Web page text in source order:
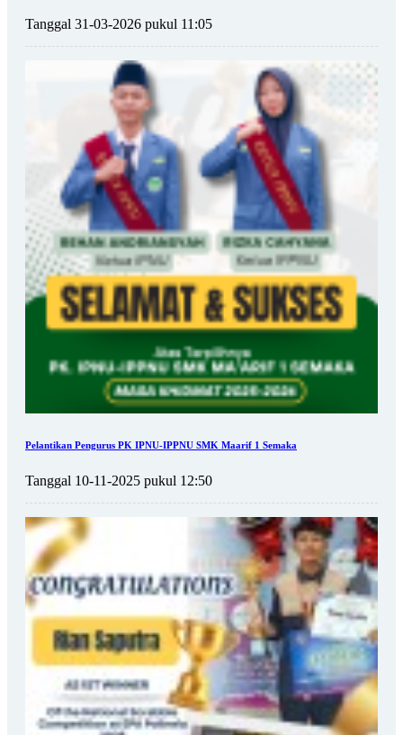
Tanggal 31-03-2026 pukul 11:05
Pelantikan Pengurus PK IPNU-IPPNU SMK Maarif 1 Semaka
Tanggal 10-11-2025 pukul 12:50